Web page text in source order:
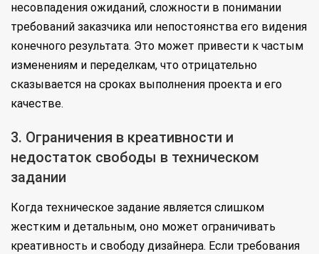
несовпадения ожиданий, сложности в понимании
требований заказчика или непостоянства его видения
конечного результата. Это может привести к частым
изменениям и переделкам, что отрицательно
сказывается на сроках выполнения проекта и его
качестве.
3. Ограничения в креативности и
недостаток свободы в техническом
задании
Когда техническое задание является слишком
жестким и детальным, оно может ограничивать
креативность и свободу дизайнера. Если требования